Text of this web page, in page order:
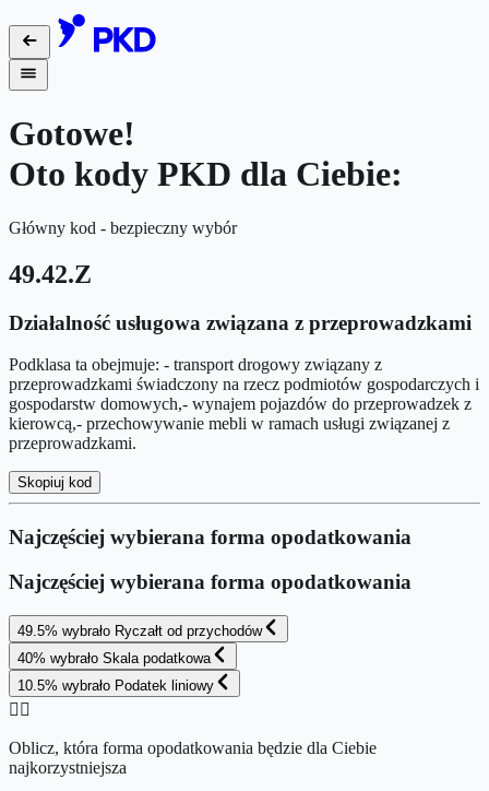
Gotowe!
Oto kody PKD dla Ciebie:
Główny kod - bezpieczny wybór
49.42.Z
Działalność usługowa związana z przeprowadzkami
Podklasa ta obejmuje: - transport drogowy związany z
przeprowadzkami świadczony na rzecz podmiotów gospodarczych i
gospodarstw domowych,- wynajem pojazdów do przeprowadzek z
kierowcą,- przechowywanie mebli w ramach usługi związanej z
przeprowadzkami.
Skopiuj kod
Najczęściej wybierana forma opodatkowania
Najczęściej wybierana forma opodatkowania
49.5% wybrało Ryczałt od przychodów
40% wybrało Skala podatkowa
10.5% wybrało Podatek liniowy
👉🏻
Oblicz, która forma opodatkowania będzie dla Ciebie
najkorzystniejsza